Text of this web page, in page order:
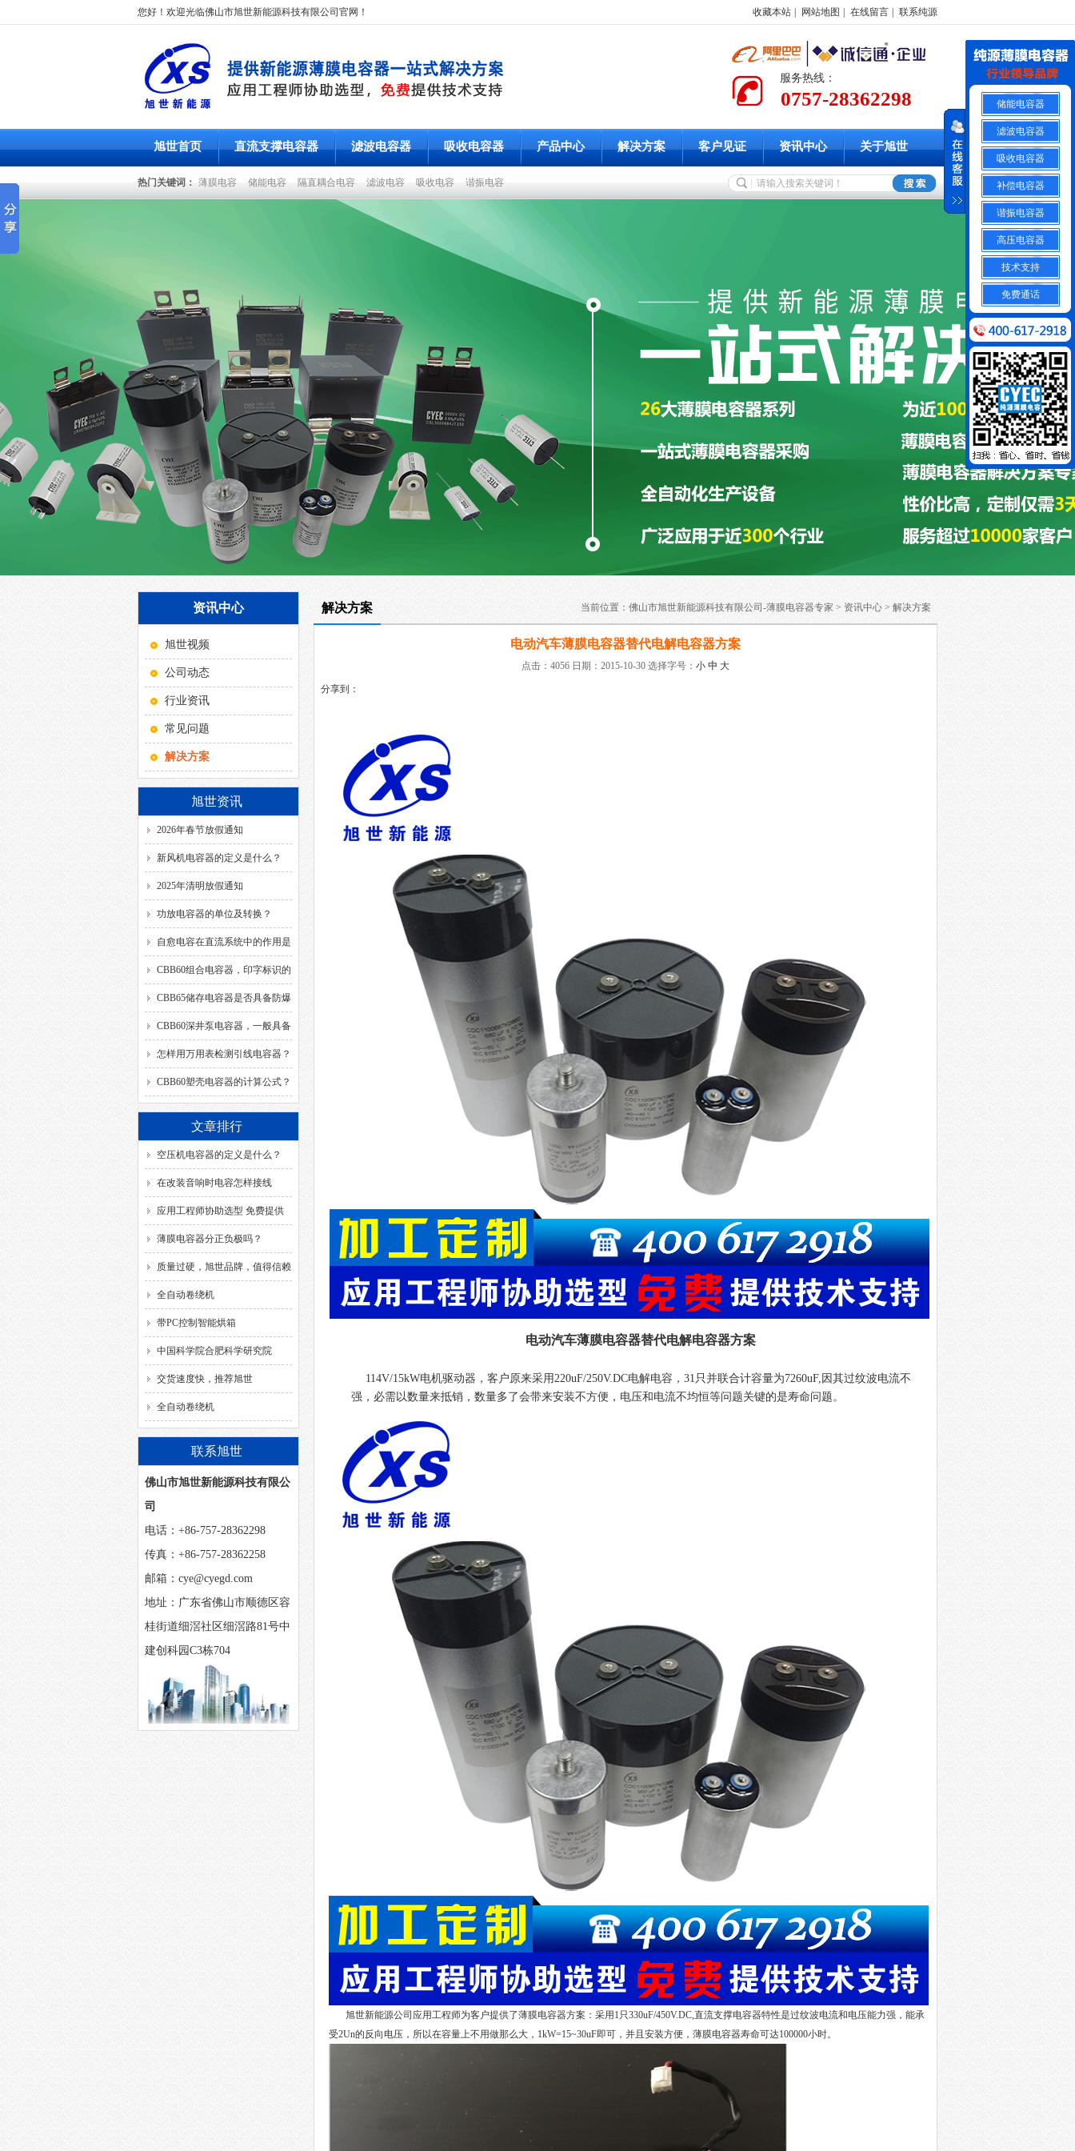
您好！欢迎光临佛山市旭世新能源科技有限公司官网！ 收藏本站 网站地图 在线留言 联系纯源
服务热线：
0757-28362298
旭世首页 直流支撑电容器 滤波电容器 吸收电容器 产品中心 解决方案 客户见证 资讯中心 关于旭世
热门关键词： 薄膜电容 储能电容 隔直耦合电容 滤波电容 吸收电容 谐振电容
资讯中心
旭世视频
公司动态
行业资讯
常见问题
解决方案
旭世资讯
2026年春节放假通知
新风机电容器的定义是什么？
2025年清明放假通知
功放电容器的单位及转换？
自愈电容在直流系统中的作用是
什么？
CBB60组合电容器，印字标识的
SH、DB、C、40/85/21、
50/60HZ分别代表什么意思？
CBB65储存电容器是否具备防爆
功能？
CBB60深井泵电容器，一般具备
哪几种引出方式？
怎样用万用表检测引线电容器？
CBB60塑壳电容器的计算公式？
文章排行
空压机电容器的定义是什么？
在改装音响时电容怎样接线
应用工程师协助选型 免费提供
解决方案
薄膜电容器分正负极吗？
质量过硬，旭世品牌，值得信赖
全自动卷绕机
带PC控制智能烘箱
中国科学院合肥科学研究院
交货速度快，推荐旭世
全自动卷绕机
联系旭世
佛山市旭世新能源科技有限公
司
电话：+86-757-28362298
传真：+86-757-28362258
邮箱：cye@cyegd.com
地址：广东省佛山市顺德区容
桂街道细滘社区细滘路81号中
建创科园C3栋704
解决方案 当前位置： 佛山市旭世新能源科技有限公司-薄膜电容器专家 > 资讯中心 > 解决方案
电动汽车薄膜电容器替代电解电容器方案
点击：4056 日期：2015-10-30 选择字号： 小 中 大
分享到：
电动汽车薄膜电容器替代电解电容器方案
114V/15kW电机驱动器，客户原来采用220uF/250V.DC电解电容， 31只并联合计容量为7260uF, 因其过纹波电流不
强，必需以数量来抵销，数量多了会带来安装不方便，电压和电流不均恒等问题关键的是寿命问题。
旭世新能源公司应用工程师为客户提供了薄膜电容器方案：采用 1只330uF/450V.DC,直流支撑电容器特性是过纹波电流和电压能力强，能承
受2Un的反向电压，所以在容量上不用做那么大， 1kW=15~30uF即可，并且安装方便，薄膜电容器寿命可达100000小时。
储能电容器
滤波电容器
吸收电容器
补偿电容器
谐振电容器
高压电容器
技术支持
免费通话